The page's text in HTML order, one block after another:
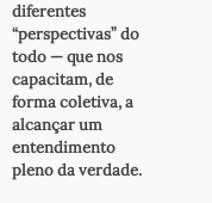
diferentes
“perspectivas” do
todo — que nos
capacitam, de
forma coletiva, a
alcançar um
entendimento
pleno da verdade.